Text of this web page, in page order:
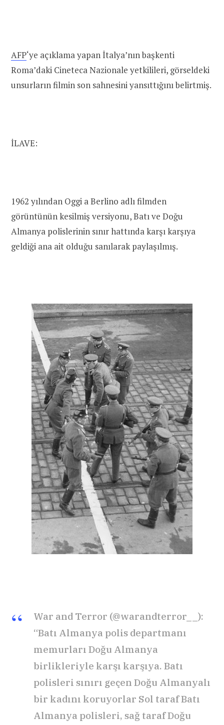
AFP‘ye açıklama yapan İtalya’nın başkenti
Roma’daki Cineteca Nazionale yetkilileri, görseldeki
unsurların filmin son sahnesini yansıttığını belirtmiş.
İLAVE:
1962 yılından Oggi a Berlino adlı filmden
görüntünün kesilmiş versiyonu, Batı ve Doğu
Almanya polislerinin sınır hattında karşı karşıya
geldiği ana ait olduğu sanılarak paylaşılmış.
War and Terror (@warandterror__):
“Batı Almanya polis departmanı
memurları Doğu Almanya
birlikleriyle karşı karşıya. Batı
polisleri sınırı geçen Doğu Almanyalı
bir kadını koruyorlar Sol taraf Batı
Almanya polisleri, sağ taraf Doğu